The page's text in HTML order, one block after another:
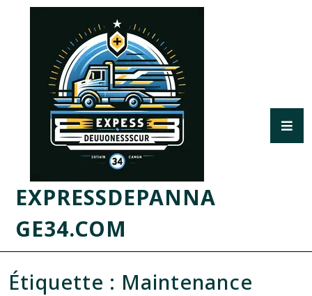
EXPRESSDEPANNA
GE34.COM
Étiquette : Maintenance